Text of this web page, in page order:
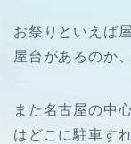
お祭りといえば
屋台があるのか
また名古屋の中
はどこに駐車す